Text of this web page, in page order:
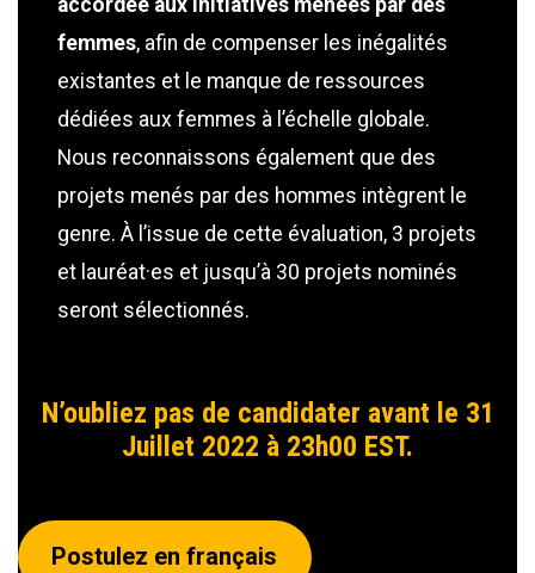
accordée aux initiatives menées par des
femmes, afin de compenser les inégalités
existantes et le manque de ressources
dédiées aux femmes à l’échelle globale.
Nous reconnaissons également que des
projets menés par des hommes intègrent le
genre. À l’issue de cette évaluation, 3 projets
et lauréat·es et jusqu’à 30 projets nominés
seront sélectionnés.
N’oubliez pas de candidater avant le 31
Juillet 2022 à 23h00 EST.
Postulez en français